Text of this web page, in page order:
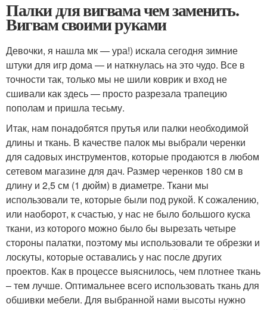
Палки для вигвама чем заменить.
Вигвам своими руками
Девочки, я нашла мк — ура!) искала сегодня зимние
штуки для игр дома — и наткнулась на это чудо. Все в
точности так, только мы не шили коврик и вход не
сшивали как здесь — просто разрезала трапецию
пополам и пришла тесьму.
Итак, нам понадобятся прутья или палки необходимой
длины и ткань. В качестве палок мы выбрали черенки
для садовых инструментов, которые продаются в любом
сетевом магазине для дач. Размер черенков 180 см в
длину и 2,5 см (1 дюйм) в диаметре. Ткани мы
использовали те, которые были под рукой. К сожалению,
или наоборот, к счастью, у нас не было большого куска
ткани, из которого можно было бы вырезать четыре
стороны палатки, поэтому мы использовали те обрезки и
лоскуты, которые оставались у нас после других
проектов. Как в процессе выяснилось, чем плотнее ткань
– тем лучше. Оптимальнее всего использовать ткань для
обшивки мебели. Для выбранной нами высоты нужно